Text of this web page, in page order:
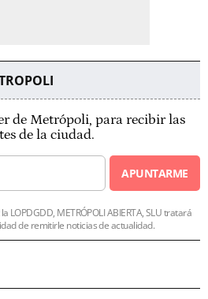
de Metrópoli, para recibir las
de la ciudad.
APUNTARME
LOPDGDD, METRÓPOLI ABIERTA, SLU tratará
de remitirle noticias de actualidad.